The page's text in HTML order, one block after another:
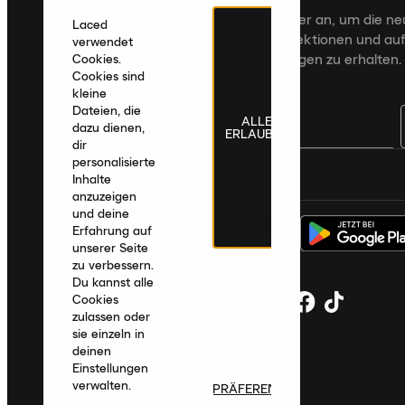
Melde dich für den Laced Newsletter an, um die
Veröffentlichungen, kuratierte Kollektionen und
zugeschnittene Produktempfehlungen zu erhalten.
Laced
verwendet
Cookies.
Cookies sind
kleine
Dateien, die
dazu dienen,
dir
personalisierte
Inhalte
anzuzeigen
und deine
Erfahrung auf
unserer Seite
zu verbessern.
Du kannst alle
Cookies
zulassen oder
sie einzeln in
deinen
Einstellungen
verwalten.
ALLE
ERLAUBEN
PRÄFERENZEN